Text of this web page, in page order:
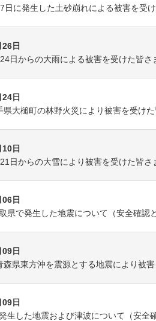
日に発生した土砂崩れによる被害を受
日
日からの大雨による被害を受けた皆さ
日
県大槌町の林野火災により被害を受けた
日
日からの大雪により被害を受けた皆さ
日
県で発生した地震について（安全確認
日
森県東方沖を震源とする地震により被
日
生した地震および津波について（安全